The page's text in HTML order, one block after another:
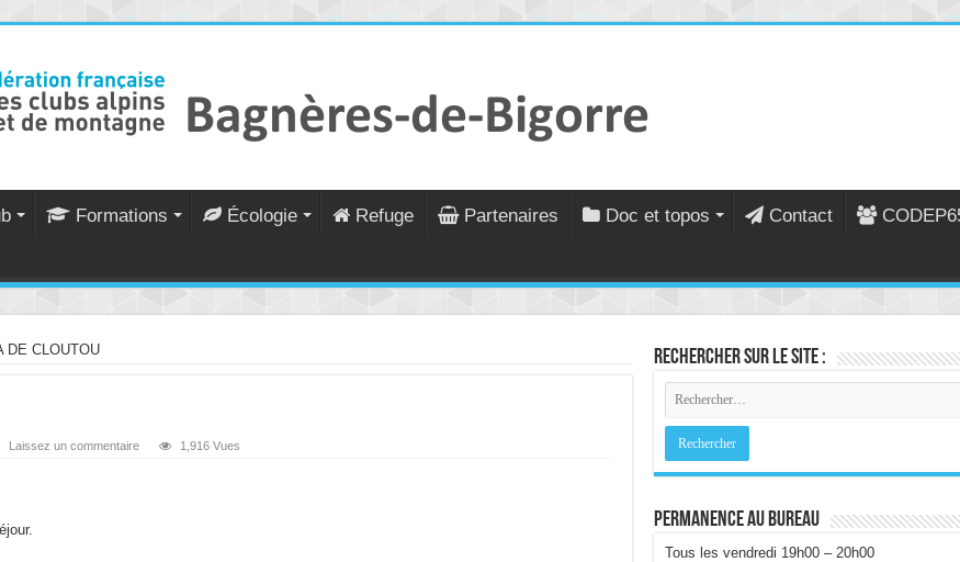
Formations Écologie Refuge Partenaires Doc et topos Contact
DE CLOUTOU
Laissez un commentaire 1,916 Vues
Rechercher sur le site :
Permanence au bureau
Tous les vendredi 19h00 – 20h00